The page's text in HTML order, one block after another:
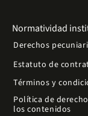
Normatividad
Derechos
Estatuto de
Términos y
Política de
los contenidos